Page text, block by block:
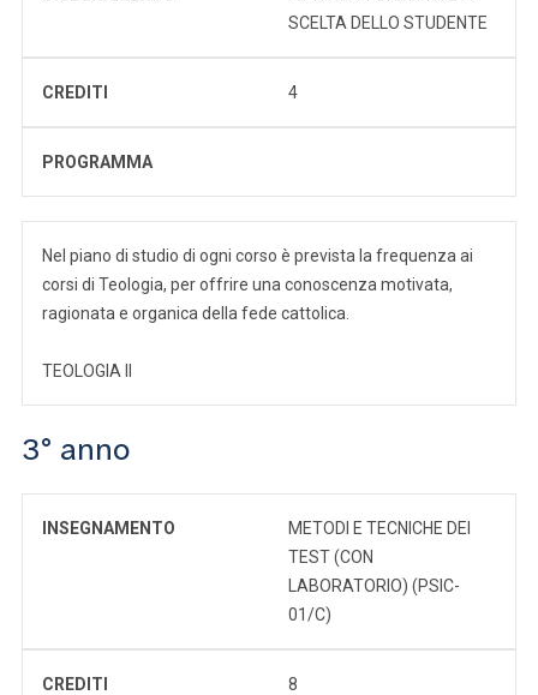
SCELTA DELLO STUDENTE
CREDITI 4
PROGRAMMA
Nel piano di studio di ogni corso è prevista la frequenza ai
corsi di Teologia, per offrire una conoscenza motivata,
ragionata e organica della fede cattolica.
TEOLOGIA II
3° anno
INSEGNAMENTO
METODI E TECNICHE DEI
TEST (CON
LABORATORIO) (PSIC-
01/C)
CREDITI 8